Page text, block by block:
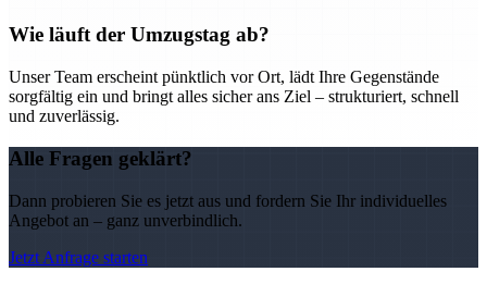
Wie läuft der Umzugstag ab?
Unser Team erscheint pünktlich vor Ort, lädt Ihre Gegenstände
sorgfältig ein und bringt alles sicher ans Ziel – strukturiert, schnell
und zuverlässig.
Alle Fragen geklärt?
Dann probieren Sie es jetzt aus und fordern Sie Ihr individuelles
Angebot an – ganz unverbindlich.
Jetzt Anfrage starten